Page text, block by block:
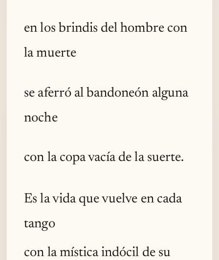
en los brindis del hombre con
la muerte
se aferró al bandoneón alguna
noche
con la copa vacía de la suerte.
Es la vida que vuelve en cada
tango
con la mística indócil de su